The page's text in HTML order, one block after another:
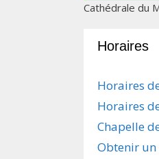
Cathédrale du
Horaires
Horaires
Horaires
Chapelle
Obtenir un